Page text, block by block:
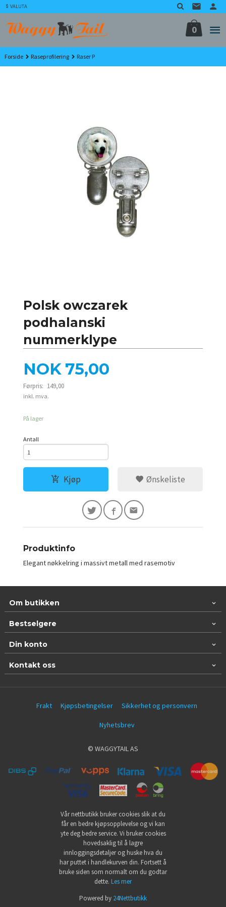
Gå
til
innholdet
VALUTA
0
Forside Raseprofilering Raser P
Polsk owczarek
podhalanski
nummerklype
Tilbud
NOK 75,00
Førpris: 149,00
Rabatt
inkl. mva.
På lager
Antall
Kjøp Ønskeliste
Produktinfo
Elegant nøkkelring i massivt metall med rasemotiv
Om butikken
Bestselgere
Din konto
Kontakt oss
Frakt Kjøpsbetingelser Sikkerhet og personvern
Nyhetsbrev
© WAGGYTAIL AS
Vår nettbutikk bruker cookies slik at du
får en bedre kjøpsopplevelse og vi kan
yte deg bedre service. Vi bruker cookies
hovedsaklig til å lagre
innloggingsdetaljer og huske hva du
har puttet i handlekurven din. Fortsett å
bruke siden som normalt om du godtar
dette. Les mer
Powered by 24Nettbutikk